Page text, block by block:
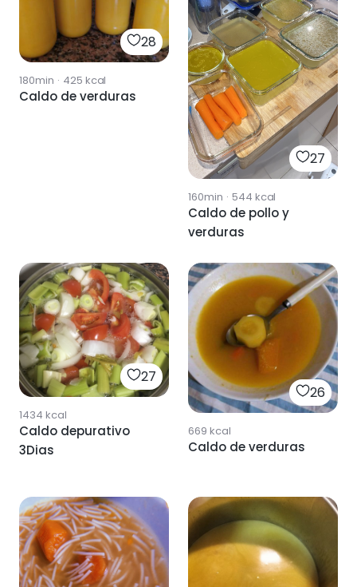
28
180min · 425 kcal
Caldo de verduras
27
160min · 544 kcal
Caldo de pollo y
verduras
27
1434 kcal
Caldo depurativo
3Dias
26
669 kcal
Caldo de verduras